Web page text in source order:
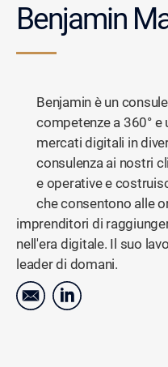
Benjamin
Benjamin è un
competenze a 360° e
mercati digitali in
consulenza ai nostri
e operative e
che consentono alle
imprenditori di
nell'era digitale. Il suo
leader di domani.